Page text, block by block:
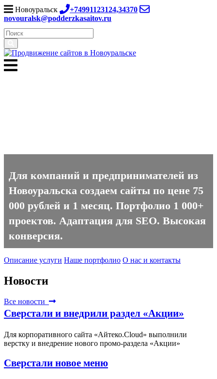
Новоуральск
+74991123124,34370
novouralsk@podderzkasaitov.ru
Для компаний и предпринимателей из
Новоуральска создаем сайты по цене 75
000 рублей и 1 месяц. Портфолио 1 000+
проектов. Адаптация для SEO. Высокая
конверсия.
Описание услуги Наше портфолио О нас и контакты
Новости
Все новости
Сверстали и внедрили раздел «Акции»
Для корпоративного сайта «Айтеко.Cloud» выполнили
верстку и внедрение нового промо-раздела «Акции»
Сверстали новое меню